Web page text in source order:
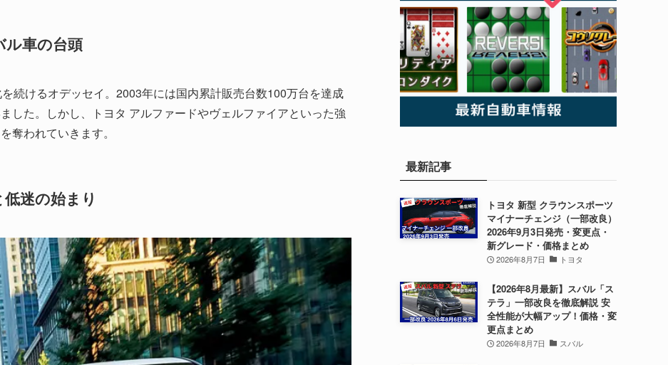
ル車の台頭
続けるオデッセイ。2003年には国内累計販売台数100万台を達成
した。しかし、トヨタ アルファードやヴェルファイアといった強
奪われていきます。
迷の始まり
最新記事
トヨタ 新型 クラウンスポーツ
マイナーチェンジ（一部改良）
2026年9月3日発売・変更点・
新グレード・価格まとめ
2026年8月7日 トヨタ
【2026年8月最新】スバル「ス
テラ」一部改良を徹底解説 安
全性能が大幅アップ！価格・変
更点まとめ
2026年8月7日 スバル